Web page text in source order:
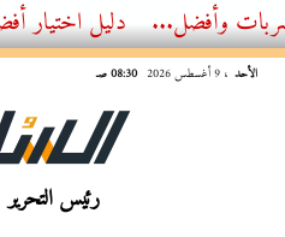
الأحد ، 9 أغسطس 2026 08:30 صـ
رئيس التحرير